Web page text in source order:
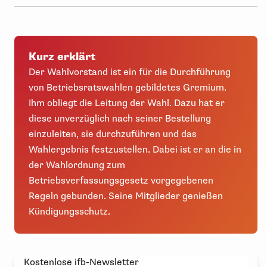
Kurz erklärt
Der Wahlvorstand ist ein für die Durchführung
von Betriebsratswahlen gebildetes Gremium.
Ihm obliegt die Leitung der Wahl. Dazu hat er
diese unverzüglich nach seiner Bestellung
einzuleiten, sie durchzuführen und das
Wahlergebnis festzustellen. Dabei ist er an die in
der Wahlordnung zum
Betriebsverfassungsgesetz vorgegebenen
Regeln gebunden. Seine Mitglieder genießen
Kündigungsschutz.
Kostenlose ifb-Newsletter